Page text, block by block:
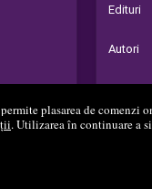
plasarea de
. Utilizarea în continuare a
Edituri
Autori